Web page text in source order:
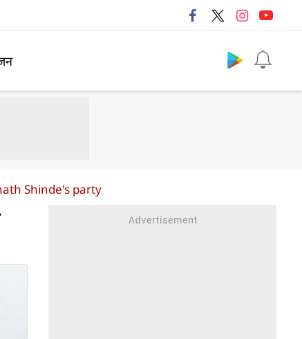
Shinde's party